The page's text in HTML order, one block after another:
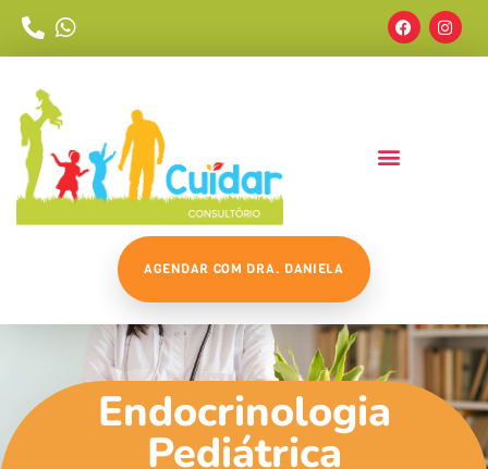
AGENDAR COM DRA. DANIELA
Endocrinologia
Pediátrica